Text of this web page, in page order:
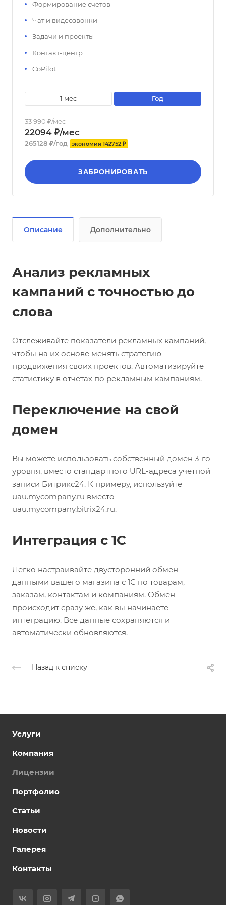
Формирование счетов
Чат и видеозвонки
Задачи и проекты
Контакт-центр
CoPilot
1 мес год
33 990 ₽/мес
22094 ₽/мес
265128 ₽/год экономия 142752 ₽
ЗАБРОНИРОВАТЬ
Описание Дополнительно
Анализ рекламных
кампаний с точностью до
слова
Отслеживайте показатели рекламных кампаний,
чтобы на их основе менять стратегию
продвижения своих проектов. Автоматизируйте
статистику в отчетах по рекламным кампаниям.
Переключение на свой
домен
Вы можете использовать собственный домен 3-го
уровня, вместо стандартного URL-адреса учетной
записи Битрикс24. К примеру, используйте
uau.mycompany.ru вместо
uau.mycompany.bitrix24.ru.
Интеграция с 1С
Легко настраивайте двусторонний обмен
данными вашего магазина с 1С по товарам,
заказам, контактам и компаниям. Обмен
происходит сразу же, как вы начинаете
интеграцию. Все данные сохраняются и
автоматически обновляются.
Назад к списку
Услуги
Компания
Лицензии
Портфолио
Статьи
Новости
Галерея
Контакты